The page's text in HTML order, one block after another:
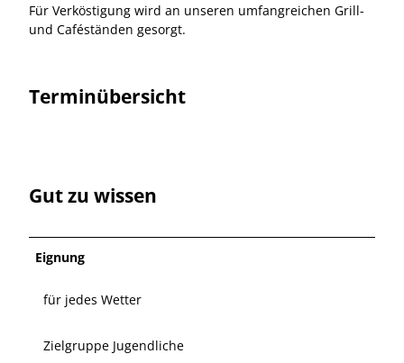
Für Verköstigung wird an unseren umfangreichen Grill-
und Caféständen gesorgt.
Terminübersicht
Gut zu wissen
Eignung
für jedes Wetter
Zielgruppe Jugendliche